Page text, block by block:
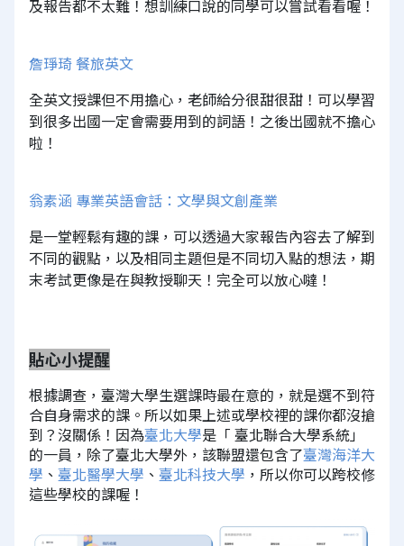
及報告都不太難！想訓練口說的同學可以嘗試看看喔！
詹琤琦 餐旅英文
全英文授課但不用擔心，老師給分很甜很甜！可以學習
到很多出國一定會需要用到的詞語！之後出國就不擔心
啦！
翁素涵 專業英語會話：文學與文創產業
是一堂輕鬆有趣的課，可以透過大家報告內容去了解到
不同的觀點，以及相同主題但是不同切入點的想法，期
末考試更像是在與教授聊天！完全可以放心噠！
貼心小提醒
根據調查，臺灣大學生選課時最在意的，就是選不到符
合自身需求的課。所以如果上述或學校裡的課你都沒搶
到？沒關係！因為臺北大學是「 臺北聯合大學系統」
的一員，除了臺北大學外，該聯盟還包含了臺灣海洋大
學 、 臺北醫學大學 、 臺北科技大學 ，所以你可以跨校修
這些學校的課喔！